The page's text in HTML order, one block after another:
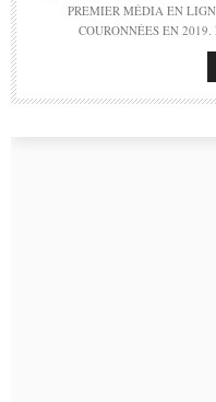
PREMIER MÉDIA EN
COURONNÉES EN